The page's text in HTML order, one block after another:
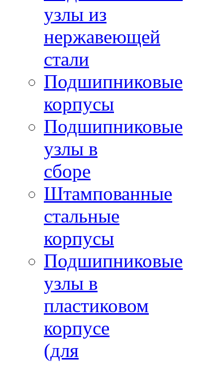
узлы из
нержавеющей
стали
Подшипниковые
корпусы
Подшипниковые
узлы в
сборе
Штампованные
стальные
корпусы
Подшипниковые
узлы в
пластиковом
корпусе
(для